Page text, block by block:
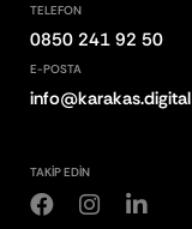
TELEFON
0850 241 92 50
E-POSTA
info@karakas.digital
TAKİP EDİN